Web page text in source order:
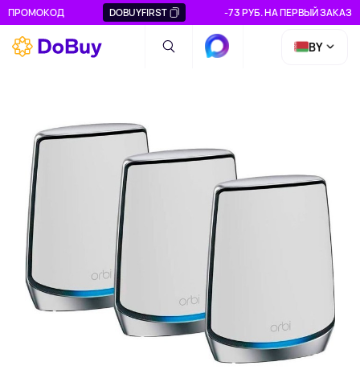
ПРОМОКОД DOBUYFIRST -73 РУБ. НА ПЕРВЫЙ ЗАКАЗ
BY